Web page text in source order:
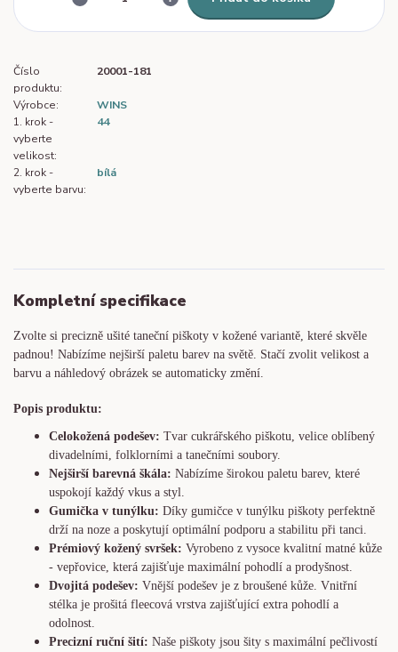
Číslo
produktu:
20001-181
Výrobce:
WINS
1. krok -
vyberte
velikost:
44
2. krok -
vyberte barvu:
bílá
Kompletní specifikace
Zvolte si precizně ušité taneční piškoty v kožené variantě, které skvěle
padnou! Nabízíme nejširší paletu barev na světě. Stačí zvolit velikost a
barvu a náhledový obrázek se automaticky změní.
Popis produktu:
Celokožená podešev: Tvar cukrářského piškotu, velice oblíbený
divadelními, folklorními a tanečními soubory.
Nejširší barevná škála: Nabízíme širokou paletu barev, které
uspokojí každý vkus a styl.
Gumička v tunýlku: Díky gumičce v tunýlku piškoty perfektně
drží na noze a poskytují optimální podporu a stabilitu při tanci.
Prémiový kožený svršek: Vyrobeno z vysoce kvalitní matné kůže
- vepřovice, která zajišťuje maximální pohodlí a prodyšnost.
Dvojitá podešev: Vnější podešev je z broušené kůže. Vnitřní
stélka je prošitá fleecová vrstva zajišťující extra pohodlí a
odolnost.
Precizní ruční šití: Naše piškoty jsou šity s maximální pečlivostí